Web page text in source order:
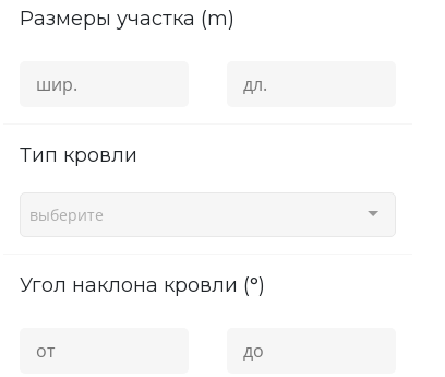
Размеры участка (m)
Тип кровли
выберите
угол наклона кровли (°)